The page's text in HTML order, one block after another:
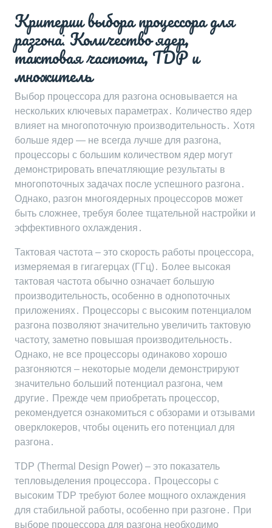
Критерии выбора процессора для
разгона⁚ Количество ядер,
тактовая частота, TDP и
множитель
Выбор процессора для разгона основывается на
нескольких ключевых параметрах․ Количество ядер
влияет на многопоточную производительность․ Хотя
больше ядер — не всегда лучше для разгона,
процессоры с большим количеством ядер могут
демонстрировать впечатляющие результаты в
многопоточных задачах после успешного разгона․
Однако, разгон многоядерных процессоров может
быть сложнее, требуя более тщательной настройки и
эффективного охлаждения․
Тактовая частота – это скорость работы процессора,
измеряемая в гигагерцах (ГГц)․ Более высокая
тактовая частота обычно означает большую
производительность, особенно в однопоточных
приложениях․ Процессоры с высоким потенциалом
разгона позволяют значительно увеличить тактовую
частоту, заметно повышая производительность․
Однако, не все процессоры одинаково хорошо
разгоняются – некоторые модели демонстрируют
значительно больший потенциал разгона, чем
другие․ Прежде чем приобретать процессор,
рекомендуется ознакомиться с обзорами и отзывами
оверклокеров, чтобы оценить его потенциал для
разгона․
TDP (Thermal Design Power) – это показатель
тепловыделения процессора․ Процессоры с
высоким TDP требуют более мощного охлаждения
для стабильной работы, особенно при разгоне․ При
выборе процессора для разгона необходимо